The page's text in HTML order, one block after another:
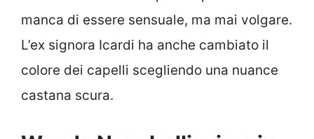
manca di essere sensuale, ma mai volgare.
L’ex signora Icardi ha anche cambiato il
colore dei capelli scegliendo una nuance
castana scura.